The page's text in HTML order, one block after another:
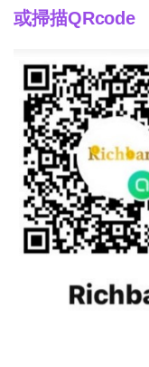
或掃描QRcode